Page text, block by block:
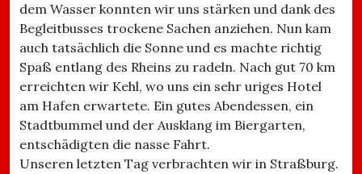
dem Wasser konnten wir uns stärken und dank des
Begleitbusses trockene Sachen anziehen. Nun kam
auch tatsächlich die Sonne und es machte richtig
Spaß entlang des Rheins zu radeln. Nach gut 70 km
erreichten wir Kehl, wo uns ein sehr uriges Hotel
am Hafen erwartete. Ein gutes Abendessen, ein
Stadtbummel und der Ausklang im Biergarten,
entschädigten die nasse Fahrt.
Unseren letzten Tag verbrachten wir in Straßburg.